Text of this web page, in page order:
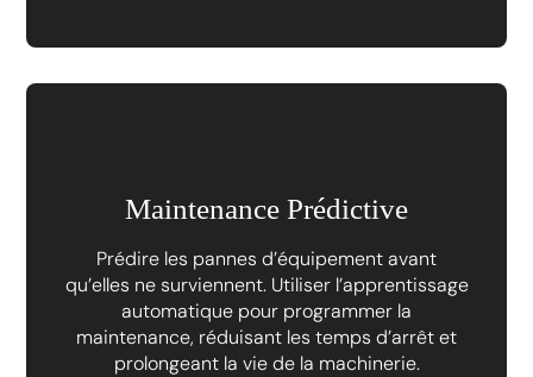
Maintenance Prédictive
Prédire les pannes d’équipement avant
qu’elles ne surviennent. Utiliser l’apprentissage
automatique pour programmer la
maintenance, réduisant les temps d’arrêt et
prolongeant la vie de la machinerie.